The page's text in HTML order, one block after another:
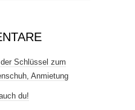
Schlüssel zum
Anmietung
du!